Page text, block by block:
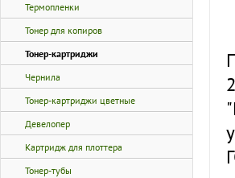
Термопленки
Тонер для копиров
Тонер-картриджи
Чернила
Тонер-картриджи цветные
Девелопер
Картридж для плоттера
Тонер-тубы